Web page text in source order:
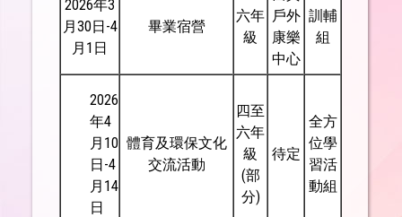
2026年3
月30日-4
月1日
畢業宿營
六年
級
戶外
康樂
中心
訓輔
組
2026
年4
月10
日-4
月14
日
體育及環保文化
交流活動
四至
六年
級
(部
分)
待定
全方
位學
習活
動組